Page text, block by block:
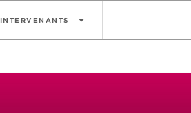
INTERVENANTS arrow_drop_down